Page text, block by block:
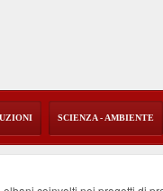
SCIENZA - AMBIENTE